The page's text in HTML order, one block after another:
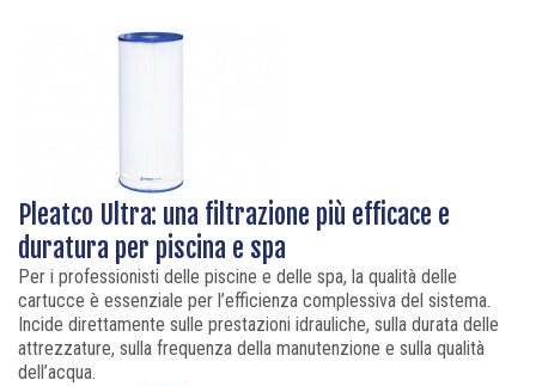
Pleatco Ultra: una filtrazione più efficace e
duratura per piscina e spa
Per i professionisti delle piscine e delle spa, la qualità delle
cartucce è essenziale per l’efficienza complessiva del sistema.
Incide direttamente sulle prestazioni idrauliche, sulla durata delle
attrezzature, sulla frequenza della manutenzione e sulla qualità
dell’acqua.